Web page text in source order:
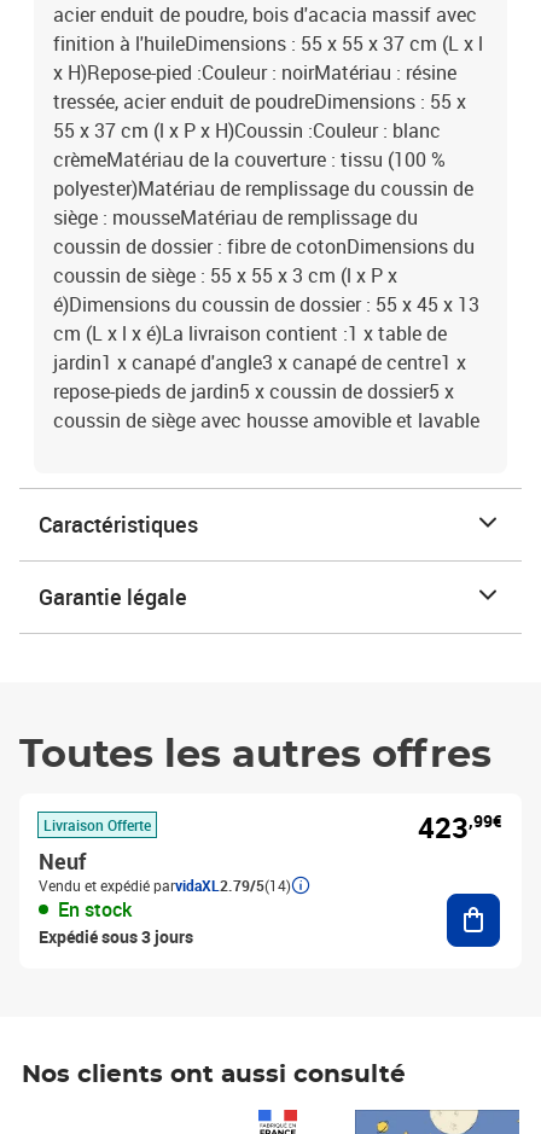
acier enduit de poudre, bois d'acacia massif avec
finition à l'huileDimensions : 55 x 55 x 37 cm (L x l
x H)Repose-pied :Couleur : noirMatériau : résine
tressée, acier enduit de poudreDimensions : 55 x
55 x 37 cm (l x P x H)Coussin :Couleur : blanc
crèmeMatériau de la couverture : tissu (100 %
polyester)Matériau de remplissage du coussin de
siège : mousseMatériau de remplissage du
coussin de dossier : fibre de cotonDimensions du
coussin de siège : 55 x 55 x 3 cm (l x P x
é)Dimensions du coussin de dossier : 55 x 45 x 13
cm (L x l x é)La livraison contient :1 x table de
jardin1 x canapé d'angle3 x canapé de centre1 x
repose-pieds de jardin5 x coussin de dossier5 x
coussin de siège avec housse amovible et lavable
Caractéristiques
Garantie légale
Toutes les autres offres
Livraison Offerte
Neuf
Vendu et expédié parvidaXL 2.79/5(14)
En stock
Expédié sous 3 jours
423,99€
Nos clients ont aussi consulté
Prix 7,50€